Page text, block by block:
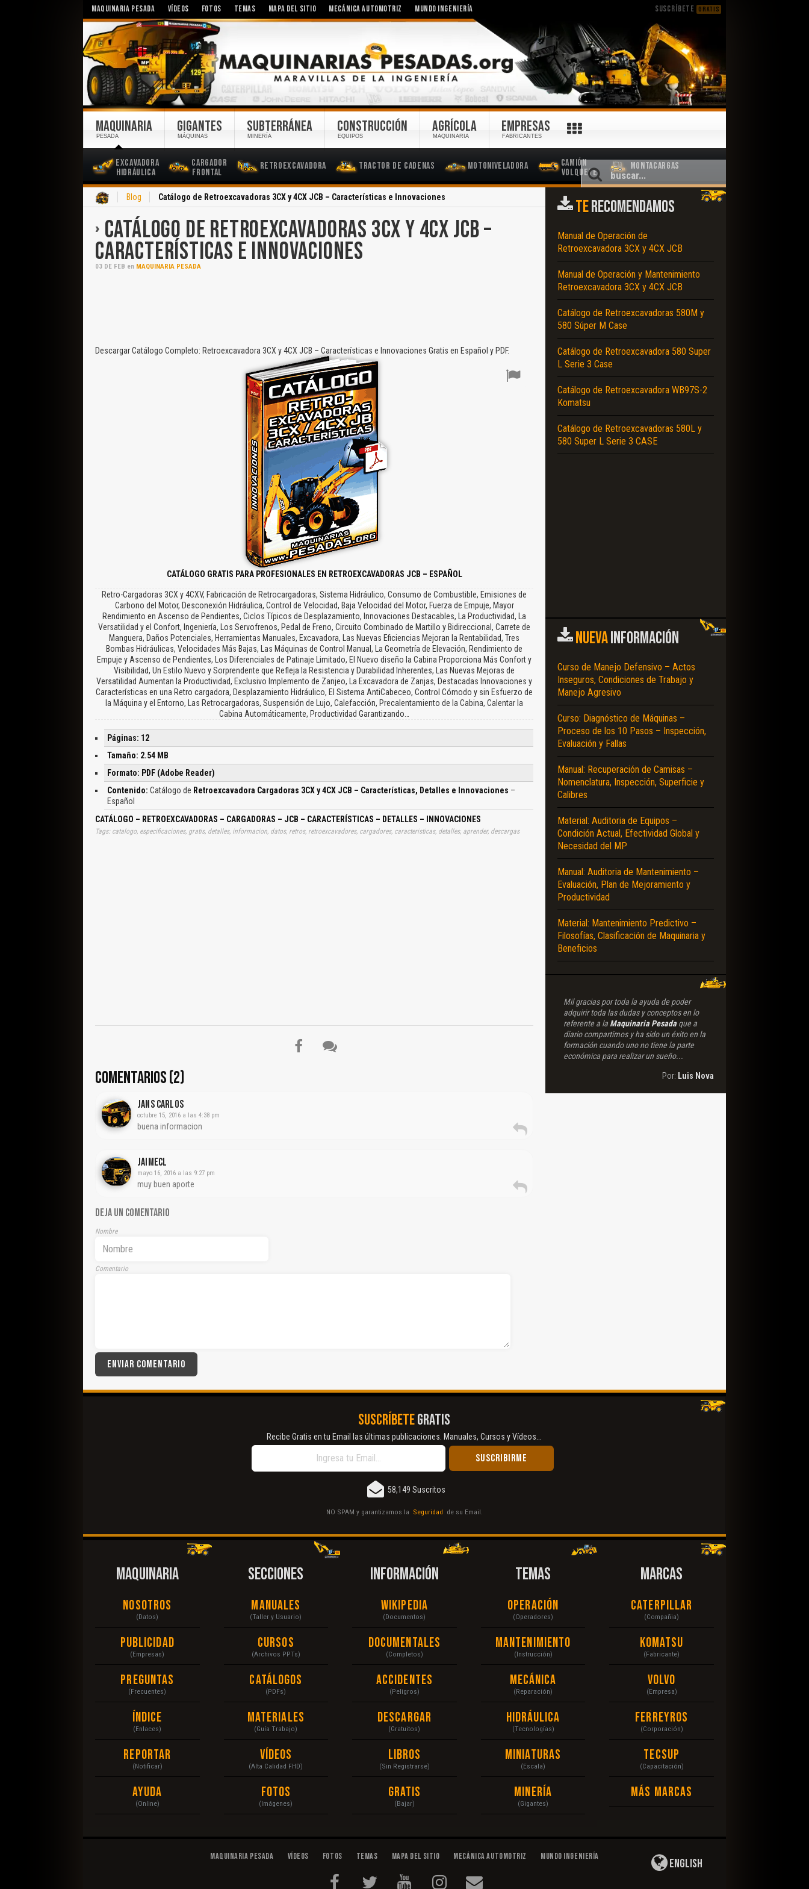
MAQUINARIA PESADA VÍDEOS FOTOS TEMAS MAPA DEL SITIO MECÁNICA AUTOMOTRIZ MUNDO INGENIERÍA SUSCRÍBETE GRATIS
MAQUINARIA
PESADA
Excavadora
Hidráulica
Cargador
Frontal
Retroexcavadora Tractor de Cadenas Motoniveladora
Camión
Volquete
Montacargas
GIGANTES
MÁQUINAS
SUBTERRÁNEA
MINERÍA
CONSTRUCCIÓN
EQUIPOS
AGRÍCOLA
MAQUINARIA
EMPRESAS
FABRICANTES
Blog Catálogo de Retroexcavadoras 3CX y 4CX JCB – Características e Innovaciones
CATÁLOGO DE RETROEXCAVADORAS 3CX Y 4CX JCB –
CARACTERÍSTICAS E INNOVACIONES
03 DE FEB en MAQUINARIA PESADA
Descargar Catálogo Completo: Retroexcavadora 3CX y 4CX JCB – Características e Innovaciones Gratis en Español y PDF.
CATÁLOGO GRATIS PARA PROFESIONALES EN RETROEXCAVADORAS JCB – ESPAÑOL
Retro-Cargadoras 3CX y 4CXV, Fabricación de Retrocargadoras, Sistema Hidráulico, Consumo de Combustible, Emisiones de
Carbono del Motor, Desconexión Hidráulica, Control de Velocidad, Baja Velocidad del Motor, Fuerza de Empuje, Mayor
Rendimiento en Ascenso de Pendientes, Ciclos Típicos de Desplazamiento, Innovaciones Destacables, La Productividad, La
Versatilidad y el Confort, Ingeniería, Los Servofrenos, Pedal de Freno, Circuito Combinado de Martillo y Bidireccional, Carrete de
Manguera, Daños Potenciales, Herramientas Manuales, Excavadora, Las Nuevas Eficiencias Mejoran la Rentabilidad, Tres
Bombas Hidráulicas, Velocidades Más Bajas, Las Máquinas de Control Manual, La Geometría de Elevación, Rendimiento de
Empuje y Ascenso de Pendientes, Los Diferenciales de Patinaje Limitado, El Nuevo diseño la Cabina Proporciona Más Confort y
Visibilidad, Un Estilo Nuevo y Sorprendente que Refleja la Resistencia y Durabilidad Inherentes, Las Nuevas Mejoras de
Versatilidad Aumentan la Productividad, Exclusivo Implemento de Zanjeo, La Excavadora de Zanjas, Destacadas Innovaciones y
Características en una Retro cargadora, Desplazamiento Hidráulico, El Sistema AntiCabeceo, Control Cómodo y sin Esfuerzo de
la Máquina y el Entorno, Las Retrocargadoras, Suspensión de Lujo, Calefacción, Precalentamiento de la Cabina, Calentar la
Cabina Automáticamente, Productividad Garantizando…
Páginas: 12
Tamaño: 2.54 MB
Formato: PDF (Adobe Reader)
Contenido: Catálogo de Retroexcavadora Cargadoras 3CX y 4CX JCB – Características, Detalles e Innovaciones –
Español
CATÁLOGO – RETROEXCAVADORAS – CARGADORAS – JCB – CARACTERÍSTICAS – DETALLES – INNOVACIONES
Tags: catalogo, especificaciones, gratis, detalles, informacion, datos, retros, retroexcavadores, cargadores, caracteristicas, detalles, aprender, descargas
COMENTARIOS (2)
JANS CARLOS
octubre 15, 2016 a las 4:38 pm
buena informacion
Jaimecl
mayo 16, 2016 a las 9:27 pm
muy buen aporte
DEJA UN COMENTARIO
Nombre
Comentario
TERECOMENDAMOS
Manual de Operación de
Retroexcavadora 3CX y 4CX JCB
Manual de Operación y Mantenimiento
Retroexcavadora 3CX y 4CX JCB
Catálogo de Retroexcavadoras 580M y
580 Súper M Case
Catálogo de Retroexcavadora 580 Super
L Serie 3 Case
Catálogo de Retroexcavadora WB97S-2
Komatsu
Catálogo de Retroexcavadoras 580L y
580 Super L Serie 3 CASE
NUEVAINFORMACIÓN
Curso de Manejo Defensivo – Actos
Inseguros, Condiciones de Trabajo y
Manejo Agresivo
Curso: Diagnóstico de Máquinas –
Proceso de los 10 Pasos – Inspección,
Evaluación y Fallas
Manual: Recuperación de Camisas –
Nomenclatura, Inspección, Superficie y
Calibres
Material: Auditoria de Equipos –
Condición Actual, Efectividad Global y
Necesidad del MP
Manual: Auditoria de Mantenimiento –
Evaluación, Plan de Mejoramiento y
Productividad
Material: Mantenimiento Predictivo –
Filosofías, Clasificación de Maquinaria y
Beneficios
Mil gracias por toda la ayuda de poder
adquirir toda las dudas y conceptos en lo
referente a la Maquinaria Pesadaque a
diario compartimos y ha sido un éxito en la
formación cuando uno no tiene la parte
económica para realizar un sueño...
Por: Luis Nova
SUSCRÍBETEGRATIS
Recibe Gratis en tu Email las últimas publicaciones. Manuales, Cursos y Vídeos...
58,149 Suscritos
NO SPAM y garantizamos la Seguridad de su Email.
MAQUINARIA
Nosotros
(Datos)
Publicidad
(Empresas)
Preguntas
(Frecuentes)
Índice
(Enlaces)
Reportar
(Notificar)
Ayuda
(Online)
SECCIONES
Manuales
(Taller y Usuario)
Cursos
(Archivos PPTs)
Catálogos
(PDFs)
Materiales
(Guía Trabajo)
Vídeos
(Alta Calidad FHD)
Fotos
(Imágenes)
INFORMACIÓN
Wikipedia
(Documentos)
Documentales
(Completos)
Accidentes
(Peligros)
Descargar
(Gratuitos)
Libros
(Sin Registrarse)
Gratis
(Bajar)
TEMAS
Operación
(Operadores)
Mantenimiento
(Instrucción)
Mecánica
(Reparación)
Hidráulica
(Tecnologías)
Miniaturas
(Escala)
Minería
(Gigantes)
MARCAS
Caterpillar
(Compañia)
Komatsu
(Fabricante)
Volvo
(Empresa)
Ferreyros
(Corporación)
Tecsup
(Capacitación)
Más Marcas
Maquinaria Pesada Vídeos Fotos Temas Mapa del Sitio Mecánica Automotriz Mundo Ingeniería
English